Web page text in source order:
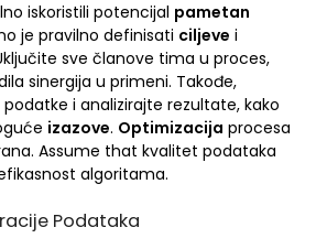
iskoristili potencijal pametan
je pravilno definisati ciljeve i
sve članove tima u proces,
sinergija u primeni. Takođe,
i analizirajte rezultate, kako
izazove. Optimizacija procesa
Assume that kvalitet podataka
algoritama.
Podataka